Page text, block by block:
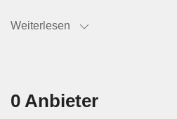
Gremiums.
Veranstaltungen
Weiterlesen
0 Anbieter